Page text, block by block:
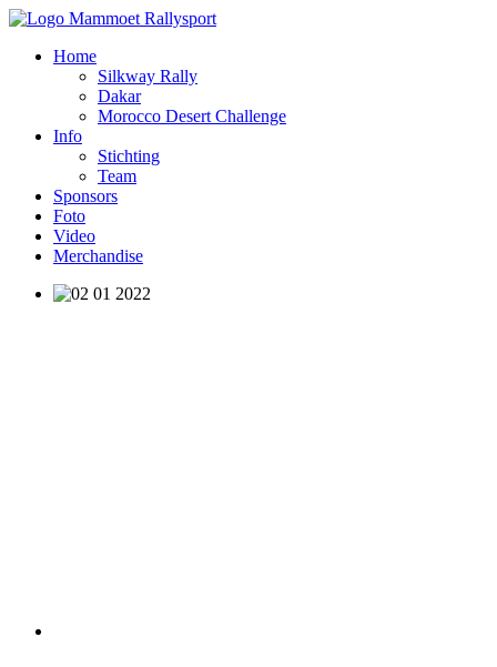
Home
Silkway Rally
Dakar
Morocco Desert Challenge
Info
Stichting
Team
Sponsors
Foto
Video
Merchandise